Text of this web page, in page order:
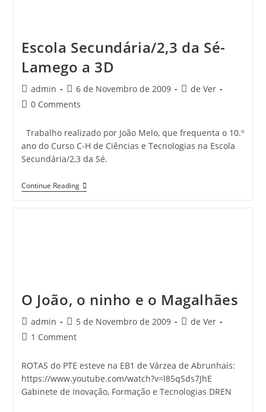
Escola Secundária/2,3 da Sé-
Lamego a 3D
Post
author:
admin
Post
published:
6 de Novembro de 2009
Postde Ver
Post0 Comments
Trabalho realizado por João Melo, que frequenta o 10.º
ano do Curso C-H de Ciências e Tecnologias na Escola
Secundária/2,3 da Sé.
Continue ReadingEscola
Secundária/2,3
O João, o ninho e o Magalhães
Post
author:
admin
Post
published:
5 de Novembro de 2009
Postde Ver
Post1 Comment
ROTAS do PTE esteve na EB1 de Várzea de Abrunhais:
https://www.youtube.com/watch?v=l85qSds7JhE
Gabinete de Inovação, Formação e Tecnologias DREN